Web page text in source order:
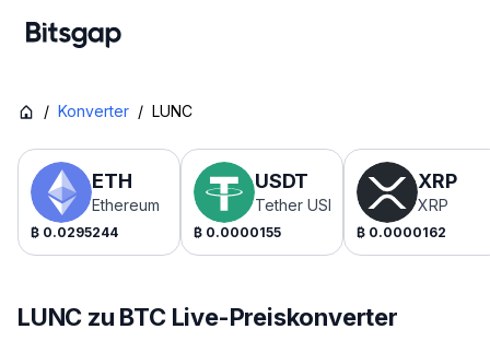
/ Konverter / LUNC
ETH
Ethereum
₿ 0.0295244
USDT
Tether USDt
₿ 0.0000155
XRP
XRP
₿ 0.0000162
LUNC zu BTC Live-Preiskonverter